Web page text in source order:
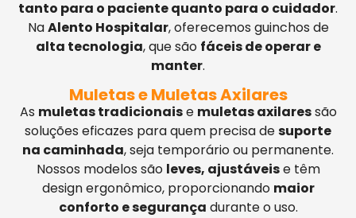
tanto para o paciente quanto para o cuidador.
NaAlento Hospitalar, oferecemos guinchos de
alta tecnologia, que são fáceis de operar e
manter.
Muletas e Muletas Axilares
As muletas tradicionaise muletas axilaressão
soluções eficazes para quem precisa desuporte
na caminhada, seja temporário ou permanente.
Nossos modelos são leves, ajustáveise têm
design ergonômico, proporcionando maior
conforto e segurança durante o uso.